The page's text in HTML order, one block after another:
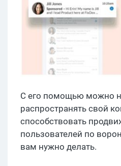
С его помощью можно
распространять свой
способствовать
пользователей по
вам нужно делать.